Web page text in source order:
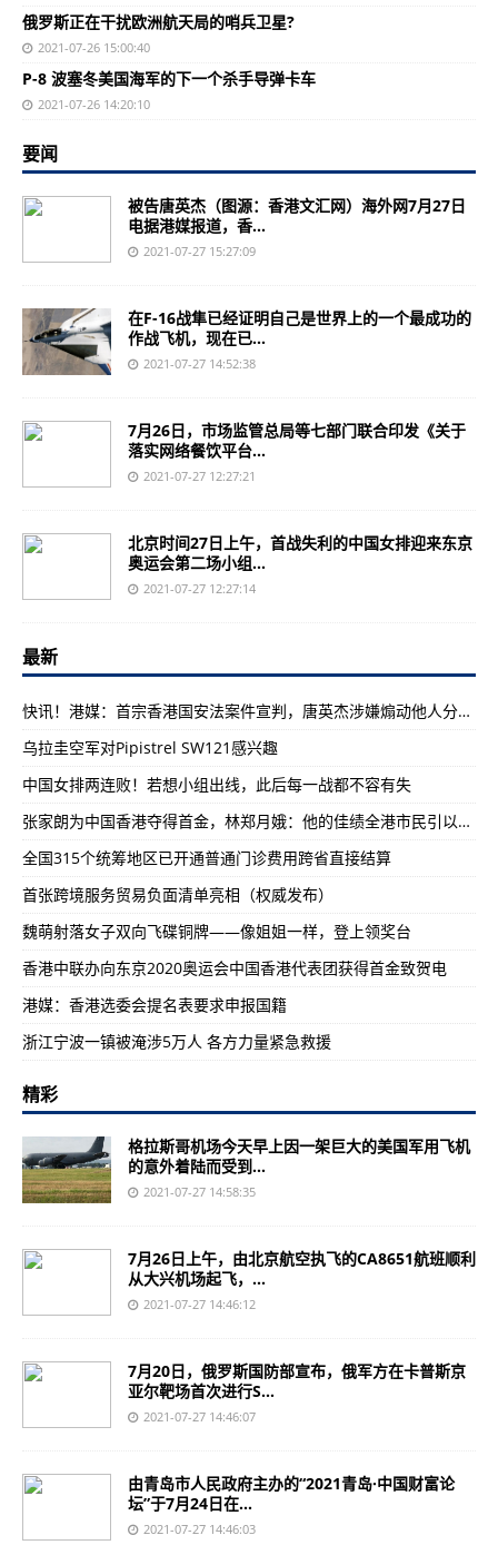
俄罗斯正在干扰欧洲航天局的哨兵卫星?
2021-07-26 15:00:40
P-8 波塞冬美国海军的下一个杀手导弹卡车
2021-07-26 14:20:10
要闻
被告唐英杰（图源：香港文汇网）海外网7月27日
电据港媒报道，香...
2021-07-27 15:27:09
在F-16战隼已经证明自己是世界上的一个最成功的
作战飞机，现在已...
2021-07-27 14:52:38
7月26日，市场监管总局等七部门联合印发《关于
落实网络餐饮平台...
2021-07-27 12:27:21
北京时间27日上午，首战失利的中国女排迎来东京
奥运会第二场小组...
2021-07-27 12:27:14
最新
快讯！港媒：首宗香港国安法案件宣判，唐英杰涉嫌煽动他人分裂国家罪及恐怖活动罪罪名成立
乌拉圭空军对Pipistrel SW121感兴趣
中国女排两连败！若想小组出线，此后每一战都不容有失
张家朗为中国香港夺得首金，林郑月娥：他的佳绩全港市民引以为傲
全国315个统筹地区已开通普通门诊费用跨省直接结算
首张跨境服务贸易负面清单亮相（权威发布）
魏萌射落女子双向飞碟铜牌——像姐姐一样，登上领奖台
香港中联办向东京2020奥运会中国香港代表团获得首金致贺电
港媒：香港选委会提名表要求申报国籍
浙江宁波一镇被淹涉5万人 各方力量紧急救援
精彩
格拉斯哥机场今天早上因一架巨大的美国军用飞机
的意外着陆而受到...
2021-07-27 14:58:35
7月26日上午，由北京航空执飞的CA8651航班顺利
从大兴机场起飞，...
2021-07-27 14:46:12
7月20日，俄罗斯国防部宣布，俄军方在卡普斯京
亚尔靶场首次进行S...
2021-07-27 14:46:07
由青岛市人民政府主办的“2021青岛·中国财富论
坛”于7月24日在...
2021-07-27 14:46:03